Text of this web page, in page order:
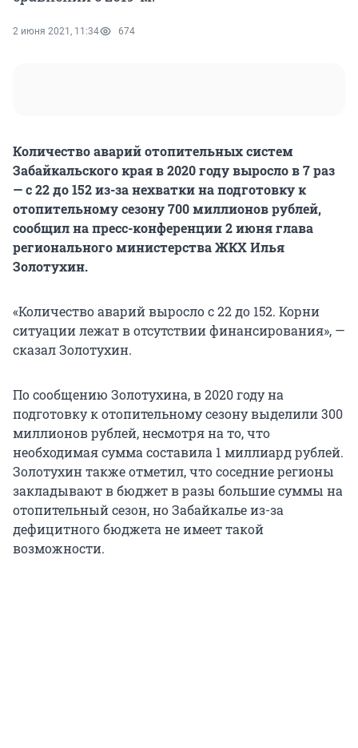
2 июня 2021, 11:34 674
Количество аварий отопительных систем
Забайкальского края в 2020 году выросло в 7 раз
— с 22 до 152 из-за нехватки на подготовку к
отопительному сезону 700 миллионов рублей,
сообщил на пресс-конференции 2 июня глава
регионального министерства ЖКХ Илья
Золотухин.
«Количество аварий выросло с 22 до 152. Корни
ситуации лежат в отсутствии финансирования», —
сказал Золотухин.
По сообщению Золотухина, в 2020 году на
подготовку к отопительному сезону выделили 300
миллионов рублей, несмотря на то, что
необходимая сумма составила 1 миллиард рублей.
Золотухин также отметил, что соседние регионы
закладывают в бюджет в разы большие суммы на
отопительный сезон, но Забайкалье из-за
дефицитного бюджета не имеет такой
возможности.